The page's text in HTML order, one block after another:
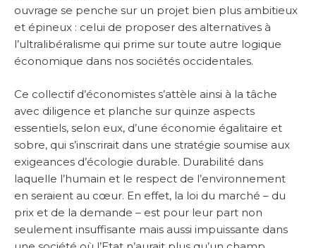
ouvrage se penche sur un projet bien plus ambitieux
et épineux : celui de proposer des alternatives à
l’ultralibéralisme qui prime sur toute autre logique
économique dans nos sociétés occidentales.
Ce collectif d’économistes s’attèle ainsi à la tâche
avec diligence et planche sur quinze aspects
essentiels, selon eux, d’une économie égalitaire et
sobre, qui s’inscrirait dans une stratégie soumise aux
exigeances d’écologie durable. Durabilité dans
laquelle l’humain et le respect de l’environnement
en seraient au cœur. En effet, la loi du marché – du
prix et de la demande – est pour leur part non
seulement insuffisante mais aussi impuissante dans